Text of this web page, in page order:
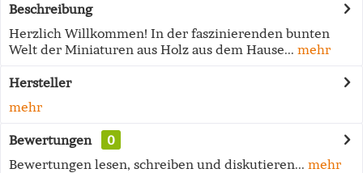
Beschreibung
Herzlich Willkommen! In der faszinierenden bunten
Welt der Miniaturen aus Holz aus dem Hause... mehr
Hersteller
mehr
Bewertungen
0
Bewertungen lesen, schreiben und diskutieren... mehr